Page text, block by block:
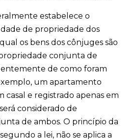
estabelece o
de propriedade dos
os bens dos cônjuges são
conjunta de
de como foram
um apartamento
casal e registrado apenas em
considerado de
de ambos. O princípio da
a lei, não se aplica a